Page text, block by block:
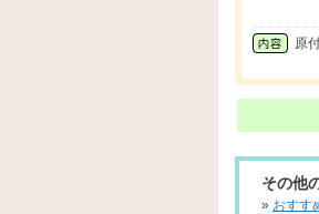
原
その他
» おすす